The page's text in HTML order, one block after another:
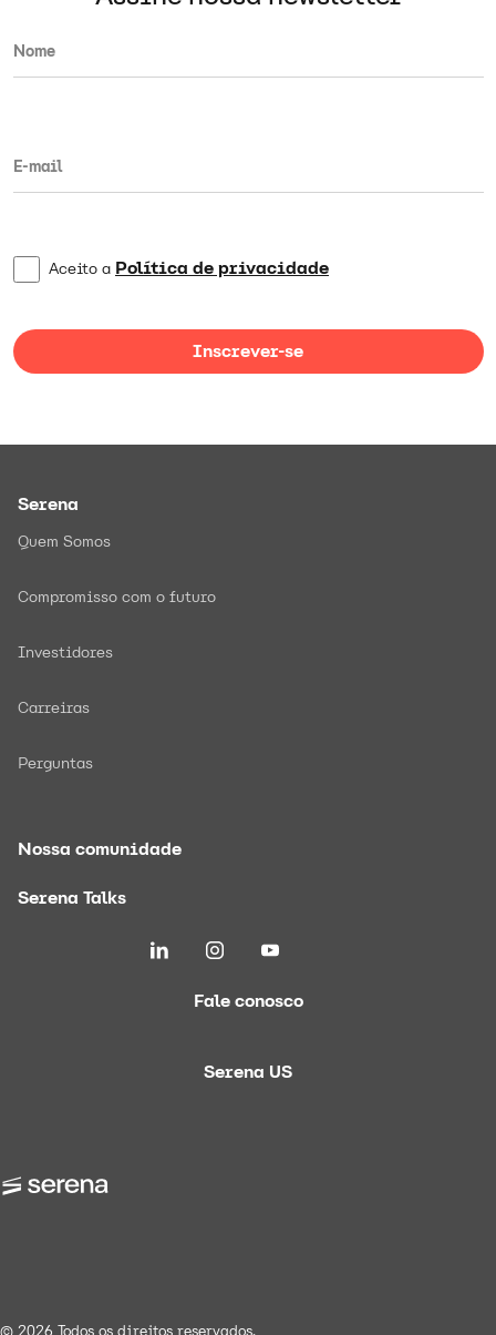
Aceito a Política de privacidade
Inscrever-se
Serena
Quem Somos
Compromisso com o futuro
Investidores
Carreiras
Perguntas
Nossa comunidade
Serena Talks
Fale conosco
Serena US